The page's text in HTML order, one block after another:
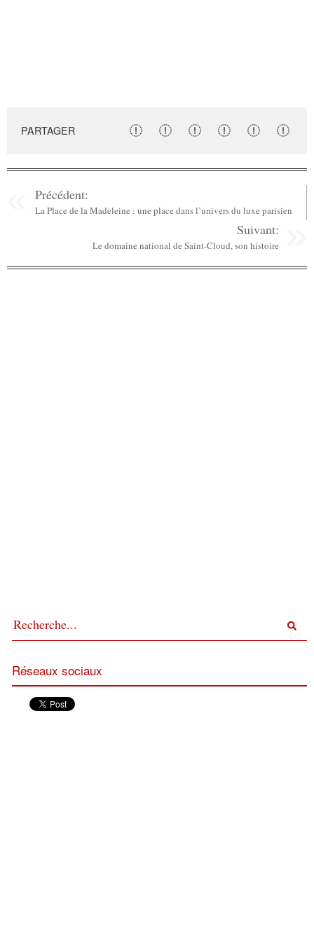
PARTAGER
Précédent:
La Place de la Madeleine : une place dans l’univers du luxe parisien
Suivant:
Le domaine national de Saint-Cloud, son histoire
Réseaux sociaux